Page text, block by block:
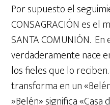
Por supuesto el
CONSAGRACIÓN es
SANTA COMUNIÓN.
verdaderamente nace
los fieles que lo
transforma en un
»Belén» significa